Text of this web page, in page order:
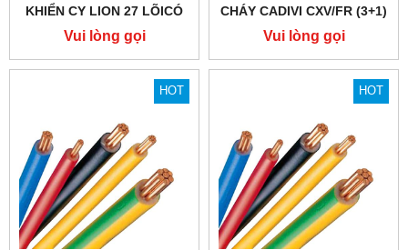
KHIỂN CY LION 27 LÕICÓ
MÀN CHẮN CHỐNG NHIỄU
Vui lòng gọi
CHÁY CADIVI CXV/FR (3+1)
LÕI 0.6/1KV
Vui lòng gọi
HOT HOT